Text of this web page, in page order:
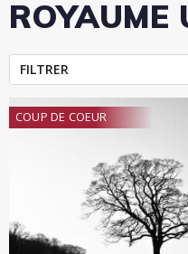
ROYAUME
FILTRER
COUP DE COEUR